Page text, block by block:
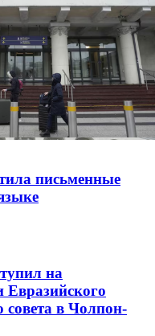
письменные
на
Евразийского
совета в Чолпон-